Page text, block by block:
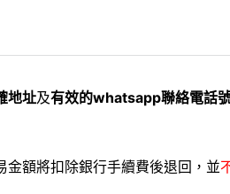
地址及有效的whatsapp聯絡電話
金額將扣除銀行手續費後退回，並